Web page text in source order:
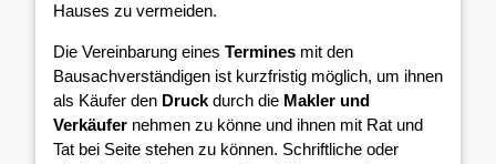
Hauses zu vermeiden.
Die Vereinbarung eines Termines mit den
Bausachverständigen ist kurzfristig möglich, um ihnen
als Käufer den Druckdurch die Makler und
Verkäufer nehmen zu könne und ihnen mit Rat und
Tat bei Seite stehen zu können. Schriftliche oder